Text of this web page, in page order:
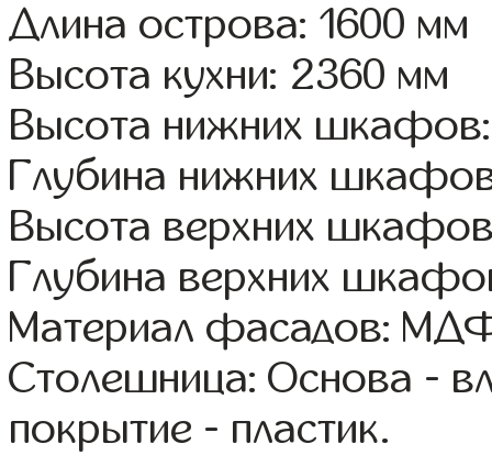
Длина острова: 1600 мм
Высота кухни: 2360 мм
Высота нижних
Глубина нижних
Высота верхних
Глубина верхних
Материал фасадов:
Столешница: Основа -
покрытие - пластик.